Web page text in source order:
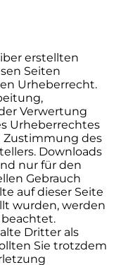
erstellten
Seiten
Urheberrecht.
Verwertung
Urheberrechtes
Zustimmung des
Downloads
nur für den
Gebrauch
auf dieser Seite
wurden, werden
Dritter als
Sie trotzdem